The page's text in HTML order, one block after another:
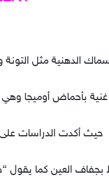
الدهنية مثل
بأحماض أوميجا
حيث أكدت الدراسات
بجفاف العين كما يقول